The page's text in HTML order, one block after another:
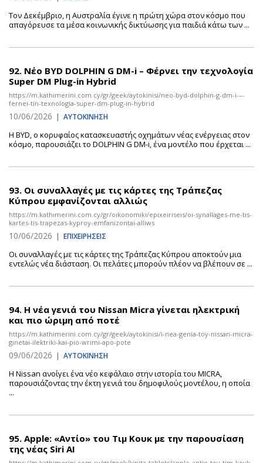
Τον Δεκέμβριο, η Αυστραλία έγινε η πρώτη χώρα στον κόσμο που
απαγόρευσε τα μέσα κοινωνικής δικτύωσης για παιδιά κάτω των ...
92. Νέο BYD DOLPHIN G DM-i – Φέρνει την τεχνολογία
Super DM Plug-in Hybrid
https://m.kathimerini.com.cy/gr/geek/aytokinisi/neo-byd-dolphin-g-dm-i-–-
fernei-tin-texnologia-super-dm-plug-in-hybrid
10/06/2026 | ΑΥΤΟΚΙΝΗΣΗ
Η BYD, ο κορυφαίος κατασκευαστής οχημάτων νέας ενέργειας στον
κόσμο, παρουσιάζει το DOLPHIN G DM-i, ένα μοντέλο που έρχεται ...
93. Οι συναλλαγές με τις κάρτες της Τράπεζας
Κύπρου εμφανίζονται αλλιώς
https://m.kathimerini.com.cy/gr/oikonomiki/epixeiriseis/oi-synallages-me-tis-
kartes-tis-trapezas-kyproy-emfanizontai-alliws
10/06/2026 | ΕΠΙΧΕΙΡΗΣΕΙΣ
Οι συναλλαγές με τις κάρτες της Τράπεζας Κύπρου αποκτούν μια
εντελώς νέα διάσταση. Οι πελάτες μπορούν πλέον να βλέπουν σε ...
94. Η νέα γενιά του Nissan Micra γίνεται ηλεκτρική
και πιο ώριμη από ποτέ
https://m.kathimerini.com.cy/gr/geek/aytokinisi/i-nea-genia-toy-nissan-micra-
ginetai-ilektriki-kai-pio-wrimi-apo-pote
09/06/2026 | ΑΥΤΟΚΙΝΗΣΗ
Η Nissan ανοίγει ένα νέο κεφάλαιο στην ιστορία του MICRA,
παρουσιάζοντας την έκτη γενιά του δημοφιλούς μοντέλου, η οποία
...
95. Apple: «Αντίο» του Τιμ Κουκ με την παρουσίαση
της νέας Siri ΑΙ